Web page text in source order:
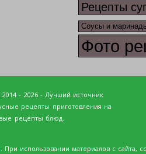
Рецепты
Соусы и
Фото
2014 - 2026 - Лучший источник
рецепты приготовления на
рецепты блюд.
использовании материалов с сайта,